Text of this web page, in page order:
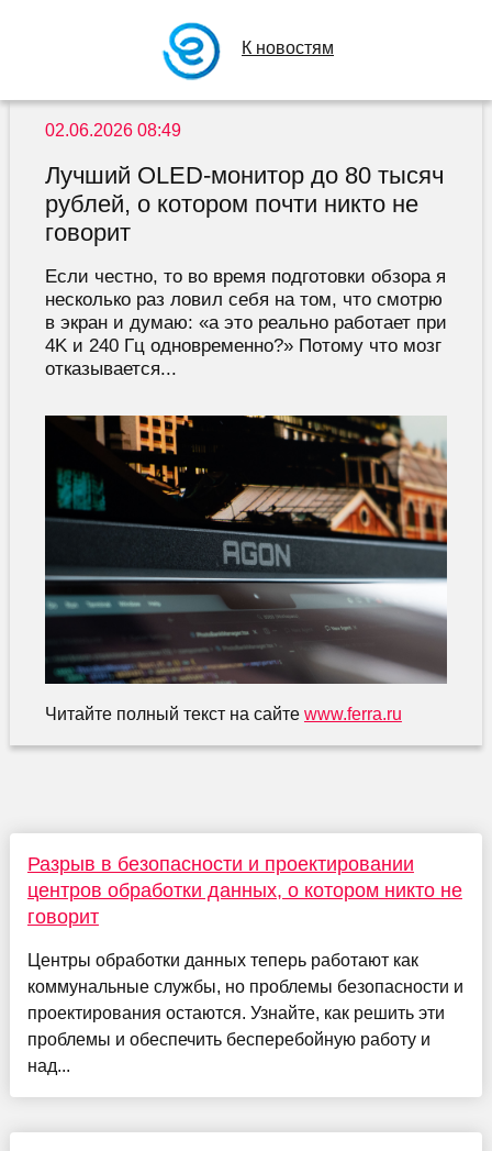
К новостям
02.06.2026 08:49
Лучший OLED-монитор до 80 тысяч
рублей, о котором почти никто не
говорит
Если честно, то во время подготовки обзора я
несколько раз ловил себя на том, что смотрю
в экран и думаю: «а это реально работает при
4K и 240 Гц одновременно?» Потому что мозг
отказывается...
Читайте полный текст на сайте www.ferra.ru
Разрыв в безопасности и проектировании
центров обработки данных, о котором никто не
говорит
Центры обработки данных теперь работают как
коммунальные службы, но проблемы безопасности и
проектирования остаются. Узнайте, как решить эти
проблемы и обеспечить бесперебойную работу и
над...